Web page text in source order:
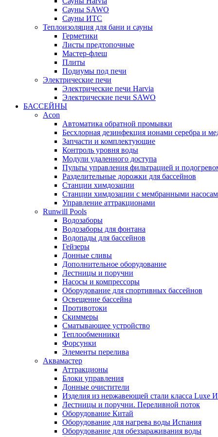
Сауны SAWO
Сауны ИТС
Теплоизоляция для бани и сауны
Герметики
Листы предтопочные
Мастер-флеш
Плиты
Подиумы под печи
Электрические печи
Электрические печи Harvia
Электрические печи SAWO
БАССЕЙНЫ
Acon
Автоматика обратной промывки
Беcхлорная дезинфекция ионами серебра и
Запчасти и комплектующие
Контроль уровня воды
Модули удаленного доступа
Пульты управления фильтрацией и
Разделительные дорожки для бассейнов
Станции химдозации
Станции химдозации с мембранными
Управление аттракционами
Runwill Pools
Водозаборы
Водозаборы для фонтана
Водопады для бассейнов
Гейзеры
Донные сливы
Дополнительное оборудование
Лестницы и поручни
Насосы и компрессоры
Оборудование для спортивных бассейнов
Освещение бассейна
Противотоки
Скиммеры
Сматывающее устройство
Теплообменники
Форсунки
Элементы перелива
Аквамастер
Аттракционы
Блоки управления
Донные очистители
Изделия из нержавеющей стали класса Luxe
Лестницы и поручни. Переливной поток
Оборудование Китай
Оборудование для нагрева воды Испания
Оборудование для обеззараживания воды